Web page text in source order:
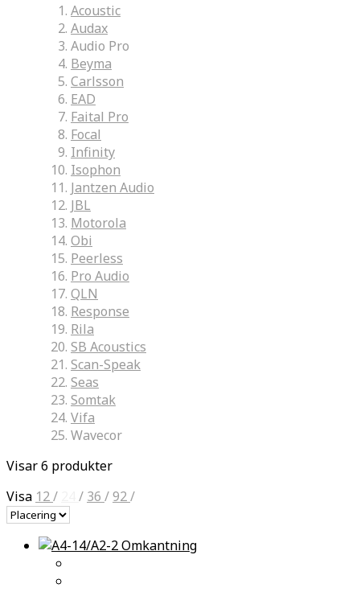
Acoustic
Audax
Audio Pro
Beyma
Carlsson
EAD
Faital Pro
Focal
Infinity
Isophon
Jantzen Audio
JBL
Motorola
Obi
Peerless
Pro Audio
QLN
Response
Rila
SB Acoustics
Scan-Speak
Seas
Somtak
Vifa
Wavecor
Visar 6 produkter
Visa 12/ / 36 /92/